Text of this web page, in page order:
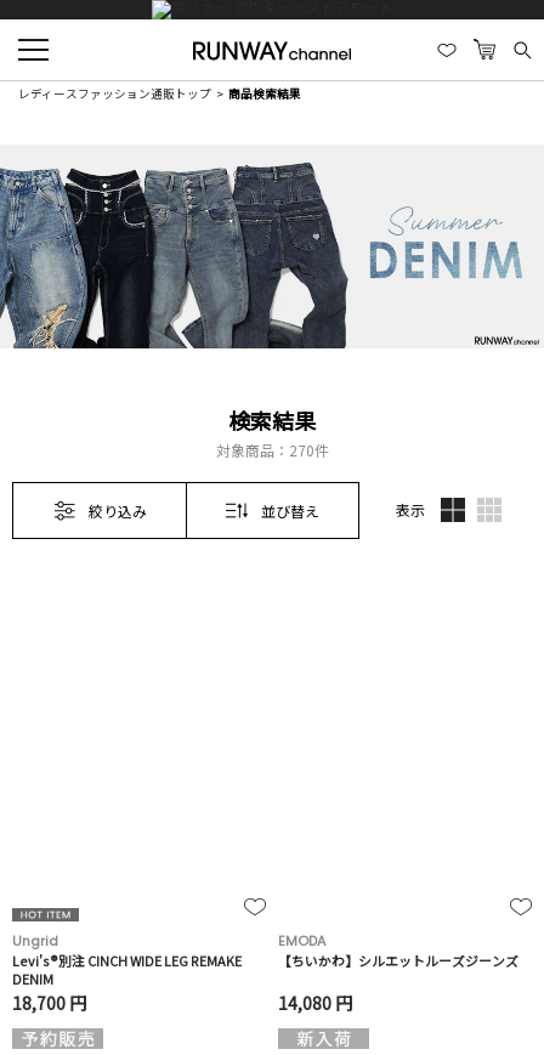
レディースファッション通販トップ 商品検索結果
検索結果
対象商品： 270件
絞り込み 並び替え 表示
Ungrid
Levi's®別注 CINCH WIDE LEG REMAKE
DENIM
18,700 円
EMODA
【ちいかわ】シルエットルーズジーンズ
14,080 円